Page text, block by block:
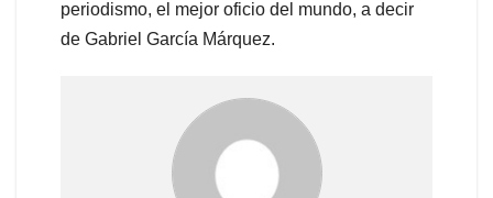
periodismo, el mejor oficio del mundo, a decir
de Gabriel García Márquez.